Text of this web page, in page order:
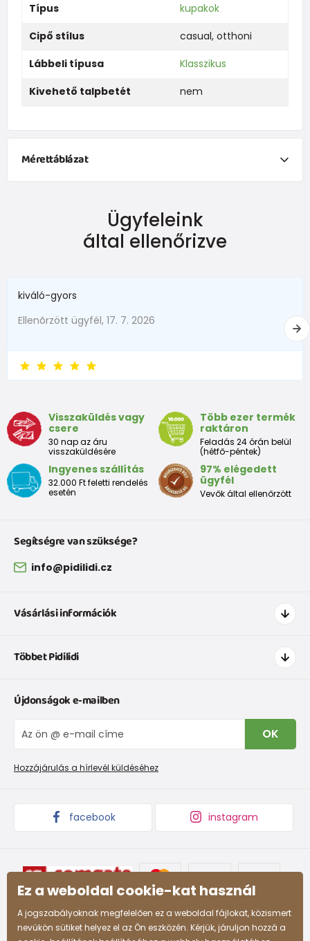
Típus
kupakok
Cipő stílus
casual, otthoni
Lábbeli típusa
Klasszikus
Kivehető talpbetét
nem
Mérettáblázat
külső hossz
11 cm
12,5 cm
Ügyfeleink
által ellenőrizve
kiváló-gyors
Ellenõrzött ügyfél, 17. 7. 2026
Visszaküldés vagy
csere
30 nap az áru
visszaküldésére
Több ezer termék
raktáron
Feladás 24 órán belül
(hétfő-péntek)
Ingyenes szállítás
32.000 Ft feletti rendelés
esetén
97% elégedett
ügyfél
Vevők által ellenőrzött
Segítségre van szüksége?
info@pidilidi.cz
Vásárlási információk
Szállítás és fizetés
Cipőmérettáblázat
IVisszaküldések és reklamációk
Panaszkezelési eljárás
Promóciós feltételek és kedvezményes kódok
Többet Pidilidi
Rólunk
Blog
Nagykereskedelem PiDiLiDi
Áruk begyűjtése
Újdonságok e-mailben
OK
Hozzájárulás a hírlevél küldéséhez
facebook instagram
Ez a weboldal cookie-kat használ
A jogszabályoknak megfelelően ez a weboldal fájlokat, közismert
nevükön sütiket helyez el az Ön eszközén. Kérjük, járuljon hozzá a